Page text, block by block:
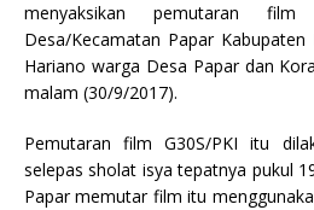
menyaksikan pemutaran
Desa/Kecamatan Papar
Hariano warga Desa Papar dan
malam (30/9/2017).
Pemutaran film G30S/PKI itu
selepas sholat isya tepatnya pukul
Papar memutar film itu